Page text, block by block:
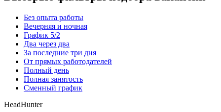
Без опыта работы
Вечерняя и ночная
График 5/2
Два через два
За последние три дня
От прямых работодателей
Полный день
Полная занятость
Сменный график
HeadHunter